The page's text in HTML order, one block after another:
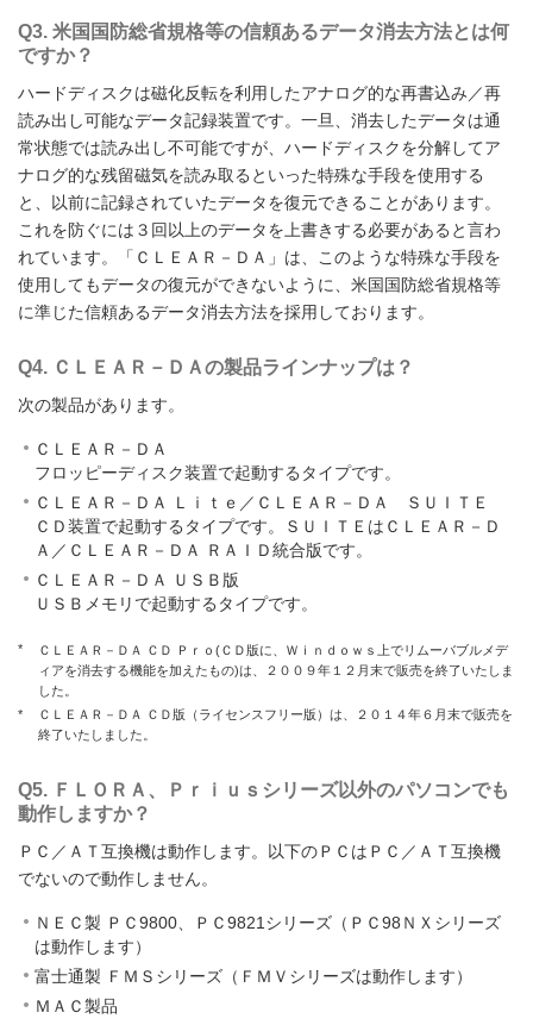
Q3. 米国国防総省規格等の信頼あるデータ消去方法とは何
ですか？
ハードディスクは磁化反転を利用したアナログ的な再書込み／再
読み出し可能なデータ記録装置です。一旦、消去したデータは通
常状態では読み出し不可能ですが、ハードディスクを分解してア
ナログ的な残留磁気を読み取るといった特殊な手段を使用する
と、以前に記録されていたデータを復元できることがあります。
これを防ぐには３回以上のデータを上書きする必要があると言わ
れています。「ＣＬＥＡＲ－ＤＡ」は、このような特殊な手段を
使用してもデータの復元ができないように、米国国防総省規格等
に準じた信頼あるデータ消去方法を採用しております。
Q4. ＣＬＥＡＲ－ＤＡの製品ラインナップは？
次の製品があります。
ＣＬＥＡＲ－ＤＡ
フロッピーディスク装置で起動するタイプです。
ＣＬＥＡＲ－ＤＡ Ｌｉｔｅ／ＣＬＥＡＲ－ＤＡ ＳＵＩＴＥ
ＣＤ装置で起動するタイプです。ＳＵＩＴＥはＣＬＥＡＲ－Ｄ
Ａ／ＣＬＥＡＲ－ＤＡ ＲＡＩＤ統合版です。
ＣＬＥＡＲ－ＤＡ ＵＳＢ版
ＵＳＢメモリで起動するタイプです。
*
ＣＬＥＡＲ－ＤＡ ＣＤ Ｐｒｏ(ＣＤ版に、Ｗｉｎｄｏｗｓ上でリムーバブルメデ
ィアを消去する機能を加えたもの)は、２００９年１２月末で販売を終了いたしま
した。
*
ＣＬＥＡＲ－ＤＡ ＣＤ版（ライセンスフリー版）は、２０１４年６月末で販売を
終了いたしました。
Q5. ＦＬＯＲＡ、Ｐｒｉｕｓシリーズ以外のパソコンでも
動作しますか？
ＰＣ／ＡＴ互換機は動作します。以下のＰＣはＰＣ／ＡＴ互換機
でないので動作しません。
ＮＥＣ製 ＰＣ9800、ＰＣ9821シリーズ（ＰＣ98ＮＸシリーズ
は動作します）
富士通製 ＦＭＳシリーズ（ＦＭＶシリーズは動作します）
ＭＡＣ製品